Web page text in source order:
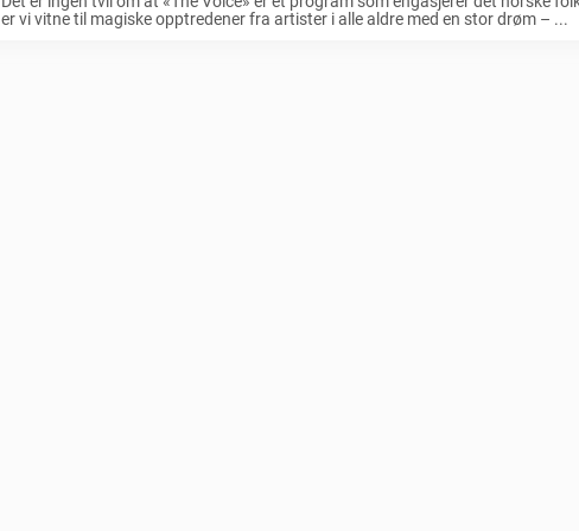
er vi vitne til magiske opptredener fra artister i alle aldre med en stor drøm – ...